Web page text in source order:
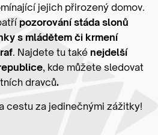
jejich přirozený domov.
pozorování stáda slonů
s mládětem či krmení
. Najdete tu také nejdelší
, kde můžete sledovat
dravců.
cestu za jedinečnými zážitky!